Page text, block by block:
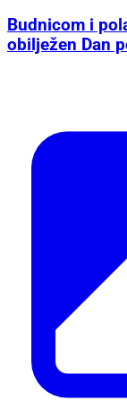
Budnicom i
obilježen Dan